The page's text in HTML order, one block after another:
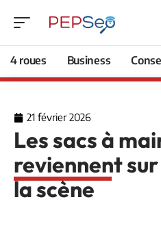
4 roues Business
21 février 2026
Les sacs à
reviennent
la scène